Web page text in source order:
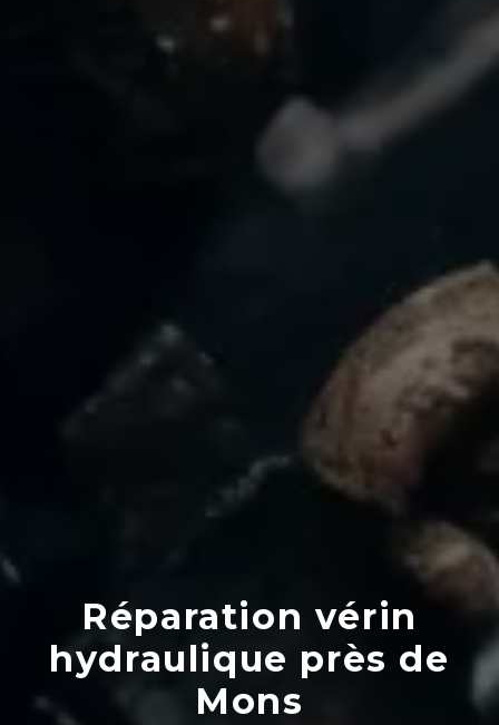
Réparation vérin
hydraulique près de
Mons